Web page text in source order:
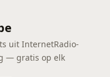
uit InternetRadio-
— gratis op elk